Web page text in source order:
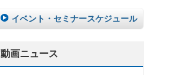
イベント・セミナースケジュール
動画ニュース